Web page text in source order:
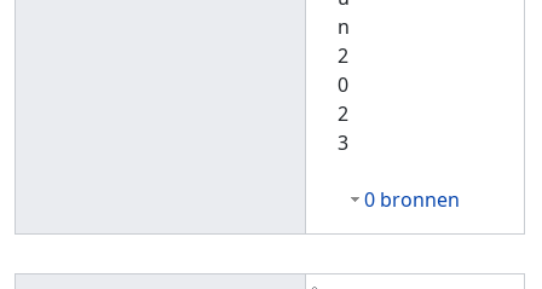
n
2
0
2
3
0 bronnen